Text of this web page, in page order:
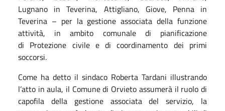
Lugnano in Teverina, Attigliano, Giove, Penna in
Teverina – per la gestione associata della funzione
attività, in ambito comunale di pianificazione
di Protezione civile e di coordinamento dei primi
soccorsi.
Come ha detto il sindaco Roberta Tardani illustrando
l’atto in aula, il Comune di Orvieto assumerà il ruolo di
capofila della gestione associata del servizio, la